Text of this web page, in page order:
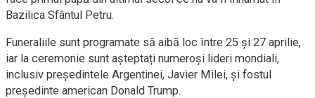
Bazilica Sfântul Petru.
Funeraliile sunt programate să aibă loc între 25 și 27 aprilie,
iar la ceremonie sunt așteptați numeroși lideri mondiali,
inclusiv președintele Argentinei, Javier Milei, și fostul
președinte american Donald Trump.